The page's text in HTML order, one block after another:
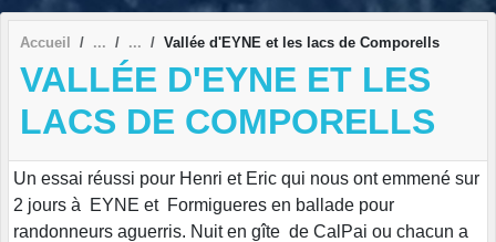
Accueil Vallée d'EYNE et les lacs de Comporells
VALLÉE D'EYNE ET LES
LACS DE COMPORELLS
Un essai réussi pour Henri et Eric qui nous ont emmené sur
2 jours à EYNE et Formigueres en ballade pour
randonneurs aguerris. Nuit en gîte de CalPai ou chacun a